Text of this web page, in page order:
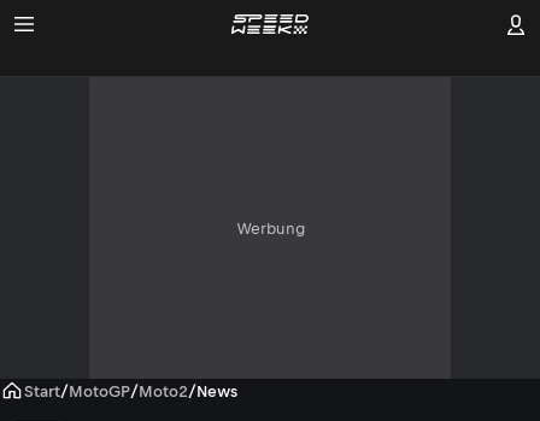
Werbung
Start/MotoGP/Moto2/News